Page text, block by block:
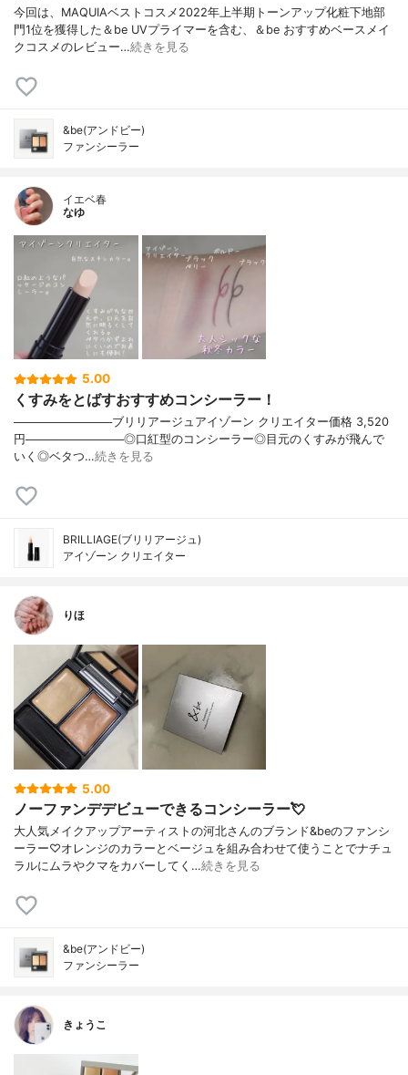
今回は、MAQUIAベストコスメ2022年上半期トーンアップ化粧下地部
門1位を獲得した＆be UVプライマーを含む、＆be おすすめベースメイ
クコスメのレビュー…続きを見る
&be(アンドビー)
ファンシーラー
イエベ春
なゆ
5.00
くすみをとばすおすすめコンシーラー！
────────────ブリリアージュアイゾーン クリエイター価格 3,520
円────────────◎口紅型のコンシーラー◎目元のくすみが飛んで
いく◎ベタつ…続きを見る
BRILLIAGE(ブリリアージュ)
アイゾーン クリエイター
りほ
5.00
ノーファンデデビューできるコンシーラー💘
大人気メイクアップアーティストの河北さんのブランド&beのファンシ
ーラー♡オレンジのカラーとベージュを組み合わせて使うことでナチュ
ラルにムラやクマをカバーしてく…続きを見る
&be(アンドビー)
ファンシーラー
きょうこ